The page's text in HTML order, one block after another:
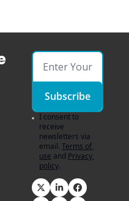
Subscribe
I consent to
receive
newsletters via
email. Terms of
use and Privacy
policy.